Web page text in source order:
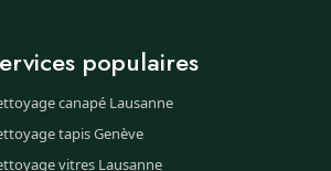
populaires
canapé Lausanne
tapis Genève
vitres Lausanne